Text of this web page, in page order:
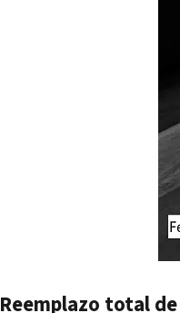
Reemplazo total